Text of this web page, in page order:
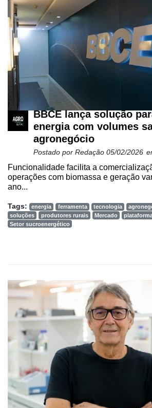
Hídricos
Membros
Liberali
Néctar
Tecprime
Agro
Lean
Consulting
Manager
ONE
CHB
BBCE lança solução
energia com volumes
agronegócio
Postado por Redação 05/02/2026
Funcionalidade facilita a
operações com biomassa e geração
ano...
Tags: energia ferramenta tecnologia
soluções
produtores rurais Mercado
Setor sucroenergético